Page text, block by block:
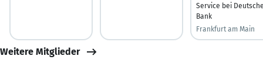
Service bei
Bank
Frankfurt am Main
Weitere Mitglieder